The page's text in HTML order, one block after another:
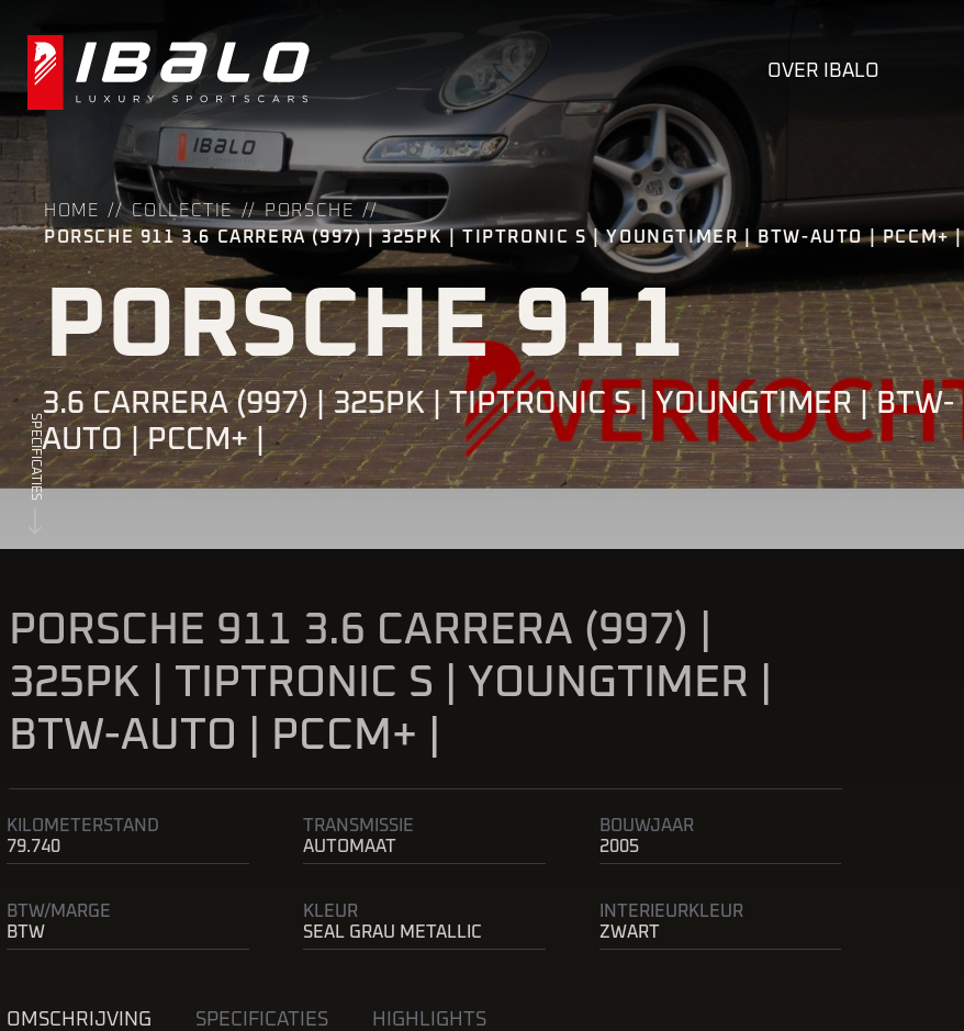
OVER IBALO
HOME COLLECTIE
PORSCHE
PORSCHE 911 3.6 CARRERA (997) | 325PK | TIPTRONIC S | YOUNGTIMER | BTW-AUTO | PCCM+ |
PORSCHE 911
3.6 CARRERA (997) | 325PK | TIPTRONIC S | YOUNGTIMER | BTW-
AUTO | PCCM+ |
SPECIFICATIES
PORSCHE 911 3.6 CARRERA (997) |
325PK | TIPTRONIC S | YOUNGTIMER |
BTW-AUTO | PCCM+ |
KILOMETERSTAND
79.740
TRANSMISSIE
AUTOMAAT
BOUWJAAR
2005
BTW/MARGE
BTW
KLEUR
SEAL GRAU METALLIC
INTERIEURKLEUR
ZWART
OMSCHRIJVING SPECIFICATIES HIGHLIGHTS